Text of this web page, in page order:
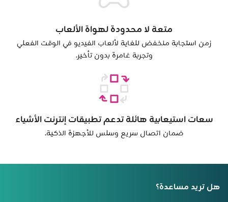
متعة لا محدودة لهواة الألعاب
زمن استجابة منخفض للغاية لألعاب الفيديو في الوقت الفعلي
وتجربة غامرة بدون تأخير.
سعات استيعابية هائلة تدعم تطبيقات إنترنت الأشياء
ضمان اتصال سريع وسلس للأجهزة الذكية.
هل تريد مساعدة؟